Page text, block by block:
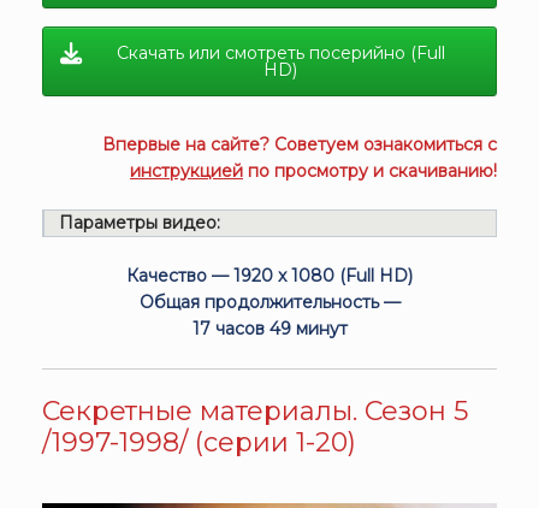
Скачать или смотреть посерийно (Full
HD)
Впервые на сайте? Советуем ознакомиться с
инструкцией по просмотру и скачиванию!
Параметры видео:
Качество — 1920 x 1080 (Full HD)
Общая продолжительность —
17 часов 49 минут
Секретные материалы. Сезон 5
/1997-1998/ (серии 1-20)